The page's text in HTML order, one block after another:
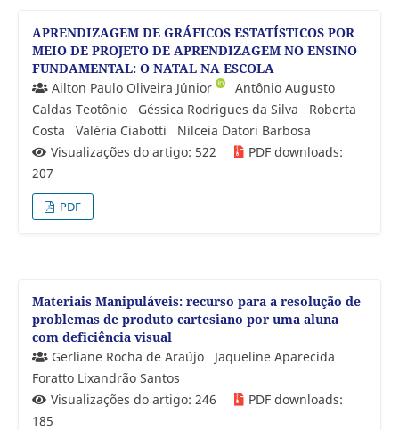
APRENDIZAGEM DE GRÁFICOS ESTATÍSTICOS POR
MEIO DE PROJETO DE APRENDIZAGEM NO ENSINO
FUNDAMENTAL: O NATAL NA ESCOLA
Ailton Paulo Oliveira Júnior
Antônio Augusto
Caldas Teotônio Géssica Rodrigues da Silva Roberta
Costa Valéria Ciabotti Nilceia Datori Barbosa
Visualizações do artigo: 522
PDF downloads:
207
PDF
Materiais Manipuláveis: recurso para a resolução de
problemas de produto cartesiano por uma aluna
com deficiência visual
Gerliane Rocha de Araújo Jaqueline Aparecida
Foratto Lixandrão Santos
Visualizações do artigo: 246
PDF downloads:
185